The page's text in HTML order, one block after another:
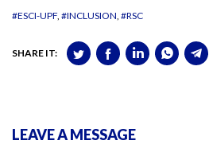
#ESCI-UPF #INCLUSION #RSC
SHARE IT:
LEAVE A MESSAGE